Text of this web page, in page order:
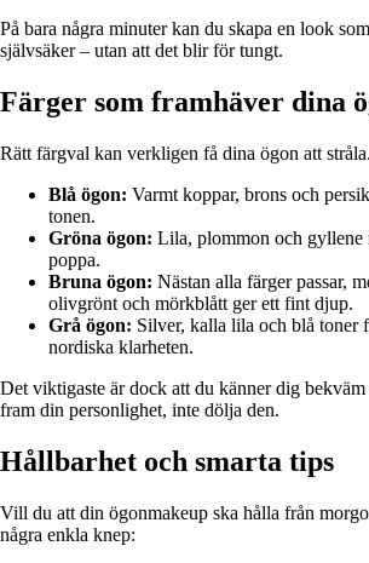
På bara några minuter kan du skapa en look
självsäker – utan att det blir för tungt.
Färger som framhäver dina
Rätt färgval kan verkligen få dina ögon att stråla.
Blå ögon: Varmt koppar, brons och
tonen.
Gröna ögon: Lila, plommon och gyllene
poppa.
Bruna ögon: Nästan alla färger passar,
olivgrönt och mörkblått ger ett fint djup.
Grå ögon: Silver, kalla lila och blå toner
nordiska klarheten.
Det viktigaste är dock att du känner dig
fram din personlighet, inte dölja den.
Hållbarhet och smarta tips
Vill du att din ögonmakeup ska hålla från
några enkla knep: